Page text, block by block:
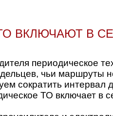
ВКЛЮЧАЮТ В
периодическое
чьи маршруты
сократить интервал
ТО включает в